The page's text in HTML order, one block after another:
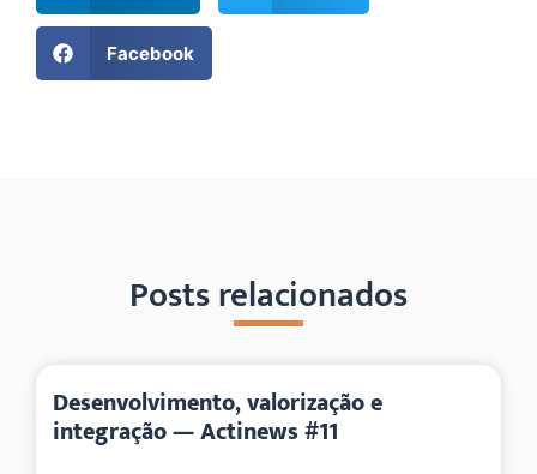
Facebook
Posts relacionados
Desenvolvimento, valorização e
integração — Actinews #11